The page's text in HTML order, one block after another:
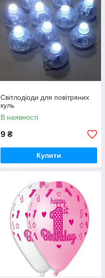
Світлодіоди для повітряних
куль
В наявності
9 ₴
Купити